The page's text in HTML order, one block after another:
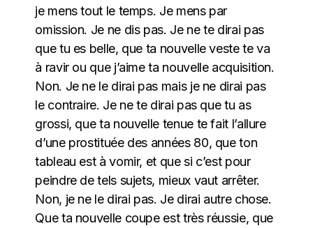
je mens tout le temps. Je mens par
omission. Je ne dis pas. Je ne te dirai pas
que tu es belle, que ta nouvelle veste te va
à ravir ou que j’aime ta nouvelle acquisition.
Non. Je ne le dirai pas mais je ne dirai pas
le contraire. Je ne te dirai pas que tu as
grossi, que ta nouvelle tenue te fait l’allure
d’une prostituée des années 80, que ton
tableau est à vomir, et que si c’est pour
peindre de tels sujets, mieux vaut arrêter.
Non, je ne le dirai pas. Je dirai autre chose.
Que ta nouvelle coupe est très réussie, que